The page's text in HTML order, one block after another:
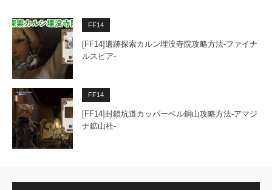
FF14
[FF14]遺跡探索カルン埋没寺院攻略方法-ファイナ
ルスピア-
FF14
[FF14]封鎖坑道カッパーベル銅山攻略方法-アマジ
ナ鉱山社-